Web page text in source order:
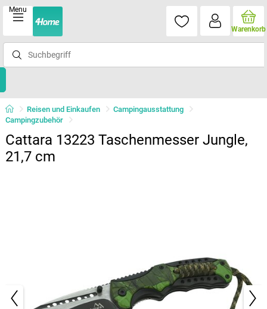
Menu
Warenkorb
Reisen und Einkaufen
Campingausstattung
Campingzubehör
Cattara 13223 Taschenmesser Jungle,
21,7 cm